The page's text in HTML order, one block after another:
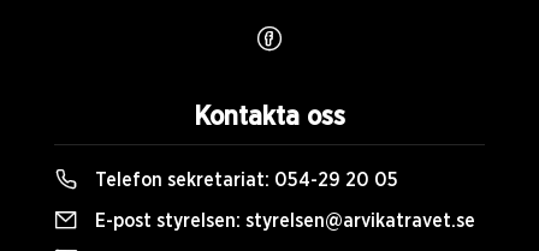
Kontakta oss
Telefon sekretariat: 054-29 20 05
E-post styrelsen: styrelsen@arvikatravet.se